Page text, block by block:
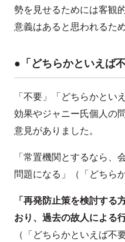
勢を見せるためには客観
意義はあると思われるた
●「どちらかといえば
「不要」「どちらかとい
効果やジャニー氏個人の
意見がありました。
「常置機関とするなら、
問題になる」（「どちら
「再発防止策を検討する
おり、過去の故人による
（「どちらかといえば不